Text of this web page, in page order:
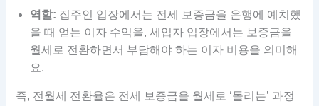
역할: 집주인 입장에서는 전세 보증금을 은행에 예치했
을 때 얻는 이자 수익을, 세입자 입장에서는 보증금을
월세로 전환하면서 부담해야 하는 이자 비용을 의미해
요.
즉, 전월세 전환율은 전세 보증금을 월세로 ‘돌리는’ 과정